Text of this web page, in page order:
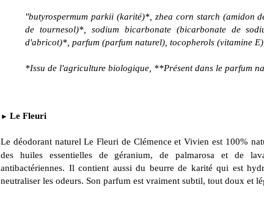
"butyrospermum parkii (karité)*, zhea corn starch (amidon
de tournesol)*, sodium bicarbonate (bicarbonate de
d'abricot)*, parfum (parfum naturel), tocopherols (vitamine
*Issu de l'agriculture biologique, **Présent dans le parfum
► Le Fleuri
Le déodorant naturel Le Fleuri de Clémence et Vivien est 100%
des huiles essentielles de géranium, de palmarosa et de
antibactériennes. Il contient aussi du beurre de karité qui est
neutraliser les odeurs. Son parfum est vraiment subtil, tout doux et